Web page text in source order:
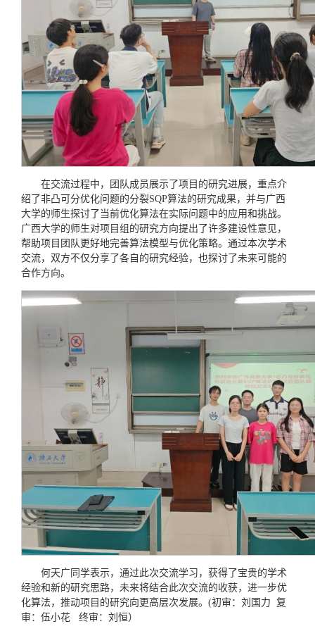
在交流过程中，团队成员展示了项目的研究进展，重点介
绍了非凸可分优化问题的分裂SQP算法的研究成果，并与广西
大学的师生探讨了当前优化算法在实际问题中的应用和挑战。
广西大学的师生对项目组的研究方向提出了许多建设性意见，
帮助项目团队更好地完善算法模型与优化策略。通过本次学术
交流，双方不仅分享了各自的研究经验，也探讨了未来可能的
合作方向。
何天广同学表示，通过此次交流学习，获得了宝贵的学术
经验和新的研究思路，未来将结合此次交流的收获，进一步优
化算法，推动项目的研究向更高层次发展。(初审：刘国力 复
审：伍小花 终审：刘恒）